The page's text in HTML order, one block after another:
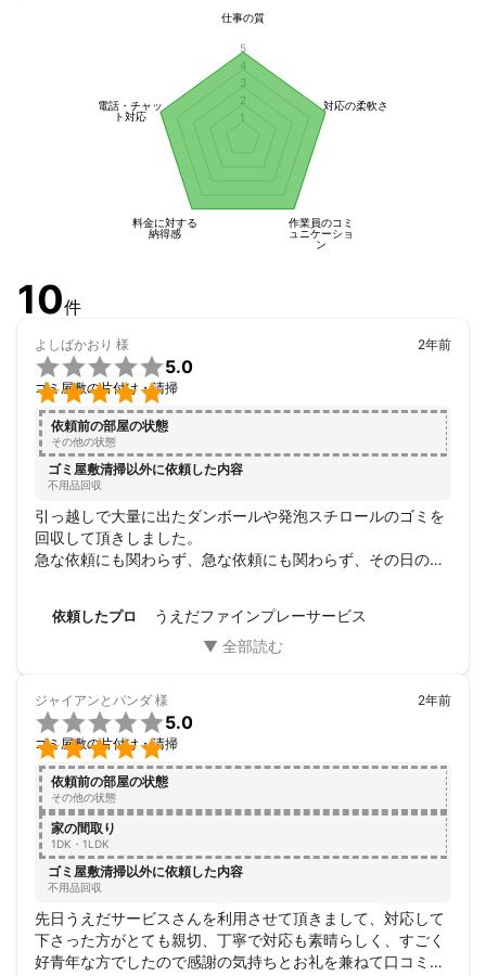
行、家具の組み立て、その他にも生活においてお困りのことに対
様々な経験をこれからも活かして皆様のお力になりたい所存で
基本知識基本動作において不手際をおかけすることはございませ
先ずは気兼ねなくご相談頂けたらと存じます。
アピールポイント
私は幼少期から野球を続けて来ました。
高校時代には主将も努めさせて頂き、自分の事だけではなく組織
のた為、誰かの為に尽力する事の大切さを学びました。
その経験を活かし、多くの方の力になりご依頼頂きました際には
ご尽力させて頂けたらと存じます。
建築業の経験を活かして活動の幅を広げております。
便利屋としては3年目になります。
ご不用品回収及び草無理知り草刈り、防草シートや人口時の施
様々な経験をこれからも活かして皆様のお力になりたい所存で
基本知識基本動作において不手際をおかけすることはございませ
ん。
何卒よろしくお願い致します。
仕事の質
対応の柔軟さ
作業員のコミ
ュニケーショ
ン
料金に対する
納得感
電話・チャッ
ト対応
1
2
3
4
5
10件
よしばかおり 様


5.0
ゴミ屋敷の片付け・清掃
2年前
依頼前の部屋の状態
その他の状態
ゴミ屋敷清掃以外に依頼した内容
不用品回収
引っ越しで大量に出たダンボールや発泡スチロールのゴミを
回収して頂きしました。
急な依頼にも関わらず、急な依頼にも関わらず、その日のう
また何かあったら依頼したいと思います。
依頼したプロ うえだファインプレーサービス
ジャイアンとパンダ 様


5.0
ゴミ屋敷の片付け・清掃
2年前
依頼前の部屋の状態
その他の状態
家の間取り
1DK・1LDK
ゴミ屋敷清掃以外に依頼した内容
不用品回収
先日うえだサービスさんを利用させて頂きまして、対応して
下さった方がとても親切、丁寧で対応も素晴らしく、すごく
好青年な方でしたので感謝の気持ちとお礼を兼ねて口コミの